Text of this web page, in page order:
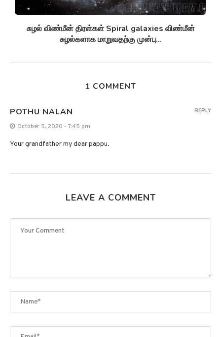
அன்னோம் கிட்டத்தட்ட Annom lists proteins 2
மில்லியன் புரதங்களை பட்டியலிடுகிறது!
1 COMMENT
POTHU NALAN
October 5, 2020 - 7:45 pm
Your grandfather my dear pappu.
REPLY
LEAVE A COMMENT